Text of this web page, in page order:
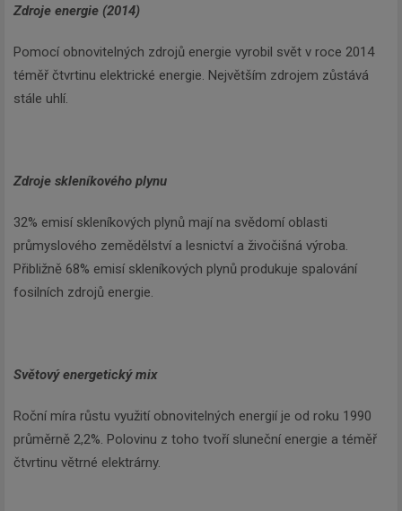
Zdroje energie (2014)
Pomocí obnovitelných zdrojů energie vyrobil svět v roce 2014
téměř čtvrtinu elektrické energie. Největším zdrojem zůstává
stále uhlí.
Zdroje skleníkového plynu
32% emisí skleníkových plynů mají na svědomí oblasti
průmyslového zemědělství a lesnictví a živočišná výroba.
Přibližně 68% emisí skleníkových plynů produkuje spalování
fosilních zdrojů energie.
Světový energetický mix
Roční míra růstu využití obnovitelných energií je od roku 1990
průměrně 2,2%. Polovinu z toho tvoří sluneční energie a téměř
čtvrtinu větrné elektrárny.